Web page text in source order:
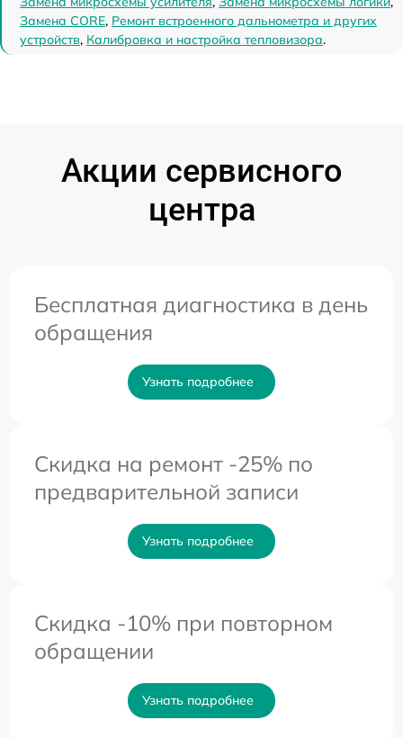
Замена CORE, Ремонт встроенного дальнометра и других
устройств, Калибровка и настройка тепловизора.
Акции сервисного
центра
Бесплатная диагностика в день
обращения
Узнать подробнее
Скидка на ремонт -25% по
предварительной записи
Узнать подробнее
Скидка -10% при повторном
обращении
Узнать подробнее